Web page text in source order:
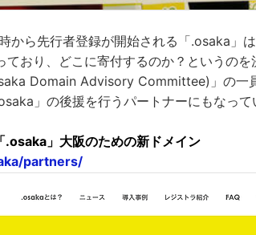
から先行者登録が開始される「.osaka」
ており、どこに寄付するのか？というの
Domain Advisory Committee)」の一
」の後援を行うパートナーにもなって
.osaka」大阪のための新ドメイン
partners/